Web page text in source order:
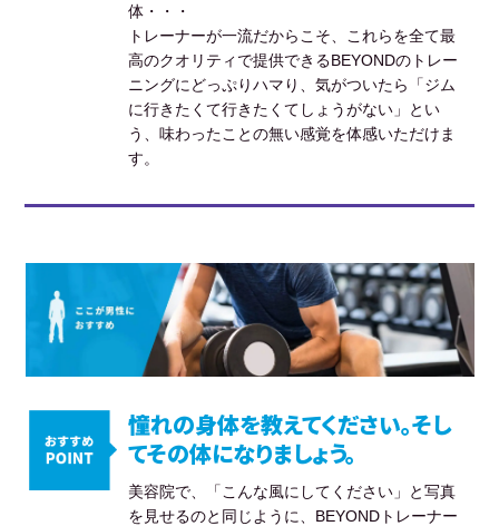
体・・・
トレーナーが一流だからこそ、これらを全て最
高のクオリティで提供できるBEYONDのトレー
ニングにどっぷりハマり、気がついたら「ジム
に行きたくて行きたくてしょうがない」とい
う、味わったことの無い感覚を体感いただけま
す。
憧れの身体を教えてください。そし
てその体になりましょう。
美容院で、「こんな風にしてください」と写真
を見せるのと同じように、BEYONDトレーナー